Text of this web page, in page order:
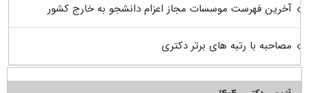
آخرین فهرست موسسات مجاز اعزام دانشجو به خارج کشور
مصاحبه با رتبه های برتر دکتری